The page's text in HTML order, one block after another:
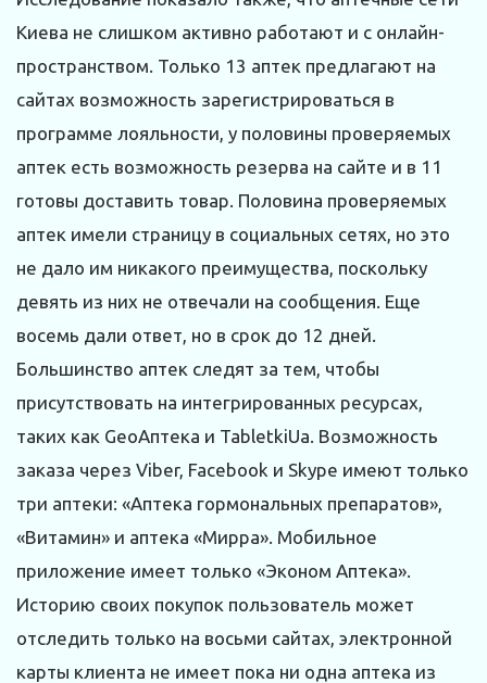
Киева не слишком активно работают и с онлайн-
пространством. Только 13 аптек предлагают на
сайтах возможность зарегистрироваться в
программе лояльности, у половины проверяемых
аптек есть возможность резерва на сайте и в 11
готовы доставить товар. Половина проверяемых
аптек имели страницу в социальных сетях, но это
не дало им никакого преимущества, поскольку
девять из них не отвечали на сообщения. Еще
восемь дали ответ, но в срок до 12 дней.
Большинство аптек следят за тем, чтобы
присутствовать на интегрированных ресурсах,
таких как GeoАптека и TabletkiUa. Возможность
заказа через Viber, Facebook и Skype имеют только
три аптеки: «Аптека гормональных препаратов»,
«Витамин» и аптека «Мирра». Мобильное
приложение имеет только «Эконом Аптека».
Историю своих покупок пользователь может
отследить только на восьми сайтах, электронной
карты клиента не имеет пока ни одна аптека из